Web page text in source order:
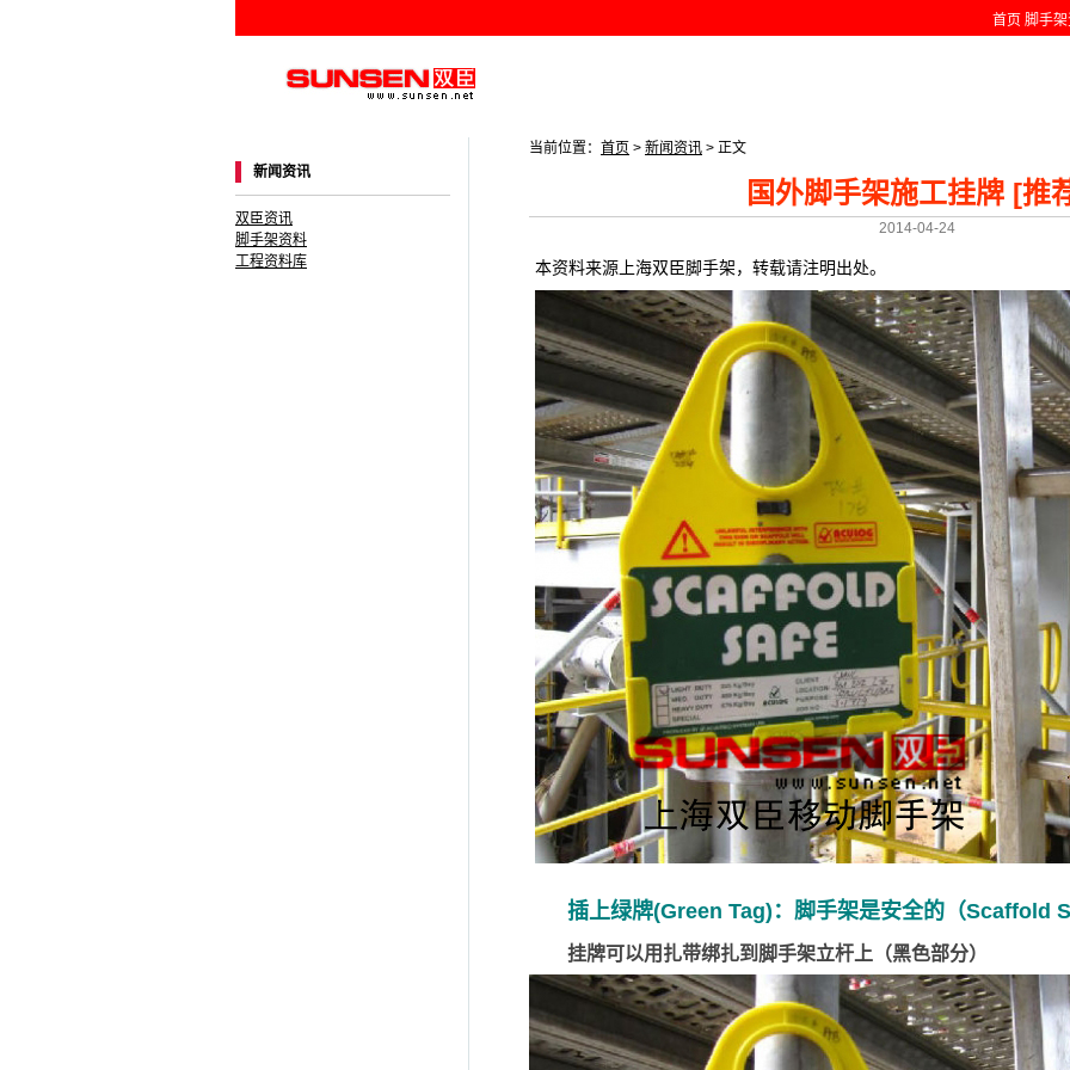
首页 脚手
新闻资讯
双臣资讯
脚手架资料
工程资料库
当前位置： 首页 > 新闻资讯 > 正文
国外脚手架施工挂牌 [推
2014-04-24
本资料来源上海双臣脚手架，转载请注明出处。
插上绿牌(Green Tag)：脚手架是安全的（Scaffold
挂牌可以用扎带绑扎到脚手架立杆上（黑色部分）